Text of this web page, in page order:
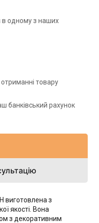
в одному з наших
товару
банківський рахунок
виготовлена з
якості. Вона
з декоративним